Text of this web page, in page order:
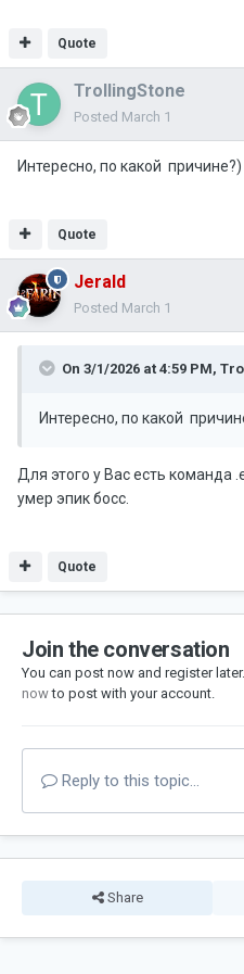
Quote
TrollingStone
Posted March 1
Интересно, по какой причине?)
Quote
Jerald
Posted March 1
On 3/1/2026 at 4:59 PM,
Интересно, по какой
Для этого у Вас есть команда
умер эпик босс.
Quote
Join the conversation
You can post now and register
nowto post with your account.
Reply to this topic...
Share